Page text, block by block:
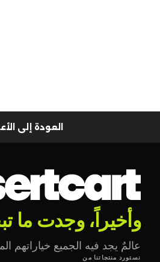
العودة إلى
وأخيراً، وجدت ما
عالمٌ يجد فيه الجميع خياراتهم
نستورد منتجاتنا من